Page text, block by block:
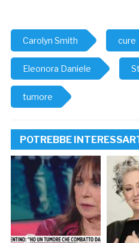
Carolyn Smith cure
Eleonora Daniele
tumore
POTREBBE